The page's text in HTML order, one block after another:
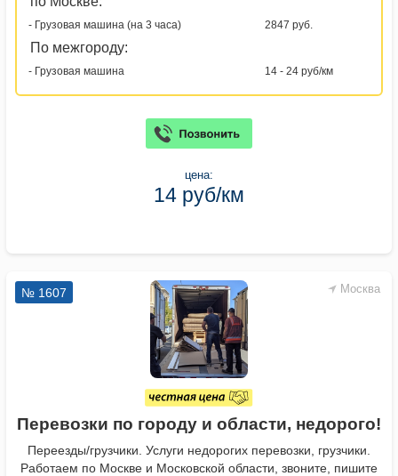
- Грузовая машина (на 3 часа) 2847 руб.
По межгороду:
- Грузовая машина 14 - 24 руб/км
цена:
14 руб/км
Москва
№ 1607
Перевозки по городу и области, недорого!
Переезды/грузчики. Услуги недорогих перевозки, грузчики.
Работаем по Москве и Московской области, звоните, пишите